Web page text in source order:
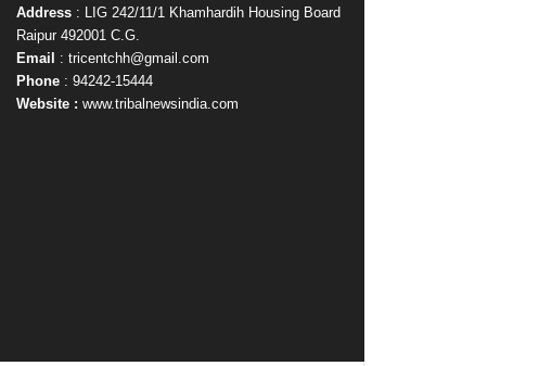
Address: LIG 242/11/1 Khamhardih Housing Board
Raipur 492001 C.G.
Email
: tricentchh@gmail.com
Phone: 94242-15444
Website : www.tribalnewsindia.com